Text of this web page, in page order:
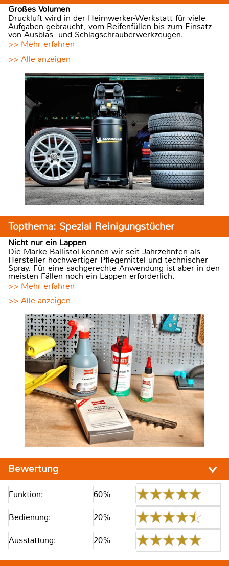
Großes Volumen
Druckluft wird in der Heimwerker-Werkstatt für viele
Aufgaben gebraucht, vom Reifenfüllen bis zum Einsatz
von Ausblas- und Schlagschrauberwerkzeugen.
>> Mehr erfahren
>> Alle anzeigen
Topthema: Spezial Reinigungstücher
Nicht nur ein Lappen
Die Marke Ballistol kennen wir seit Jahrzehnten als
Hersteller hochwertiger Pflegemittel und technischer
Spray. Für eine sachgerechte Anwendung ist aber in den
meisten Fällen noch ein Lappen erforderlich.
>> Mehr erfahren
>> Alle anzeigen
Bewertung
Funktion: 60%
Bedienung: 20%
Ausstattung: 20%